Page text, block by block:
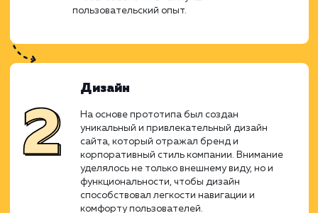
менеджеров привели к
ресурса, который поднимает
Прототипирование
Первым этапом стало создание детального
прототипа сайта. Этот этап включал в себя